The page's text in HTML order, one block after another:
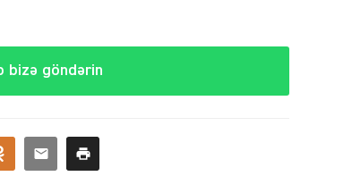
bizə göndərin